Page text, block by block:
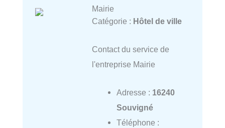
Mairie
Catégorie : Hôtel de ville
Contact du service de
l'entreprise Mairie
Adresse : 16240
Souvigné
Téléphone :